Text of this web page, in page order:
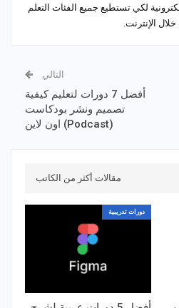
لكي تستطيع جميع الفئات التعلم
الإنترنت.
التالي
أفضل 7 دورات لتعليم كيفية
تصميم ونشر بودكاست
(Podcast) اون لاين
مقالات أكثر من الكاتب
دورات تدريبية